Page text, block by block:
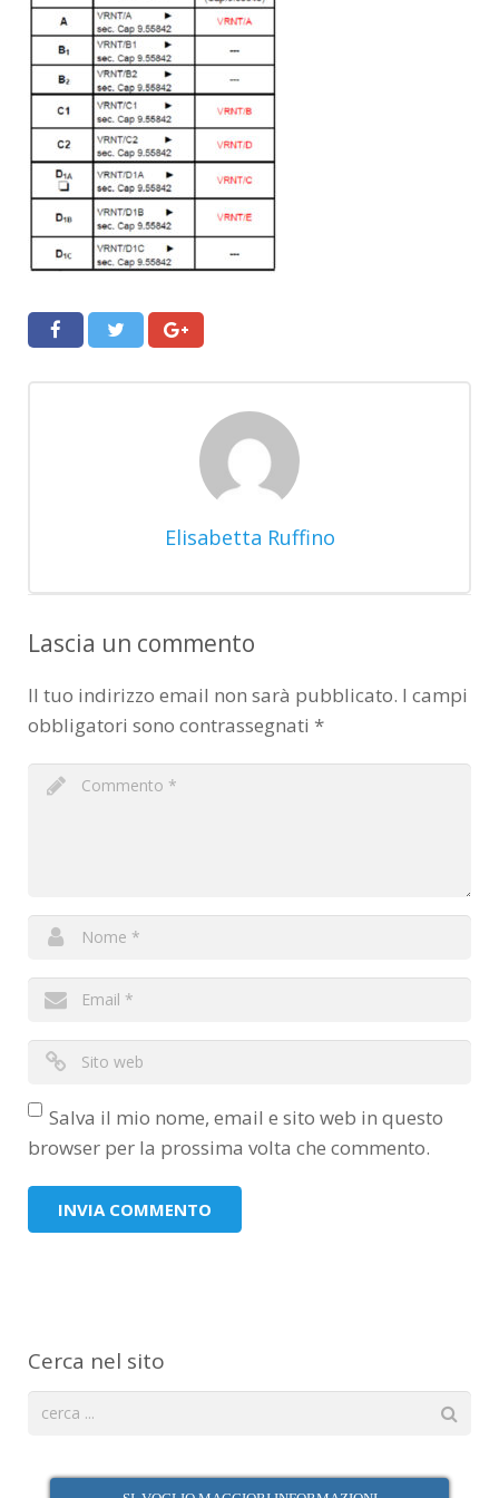
Elisabetta Ruffino
Lascia un commento
Il tuo indirizzo email non sarà pubblicato. I campi
obbligatori sono contrassegnati *
Salva il mio nome, email e sito web in questo
browser per la prossima volta che commento.
Cerca nel sito